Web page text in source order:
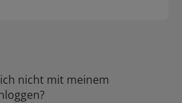
nicht mit meinem